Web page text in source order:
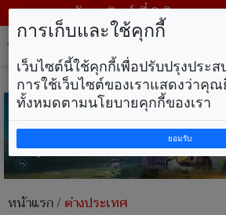
วันอาทิตย์ ที่ 9 สิงหาคม
หน้าแรก/ต่างประเทศ
การเก็บและใช้คุกกี้
เว็บไซต์นี้ใช้คุกกี้เพื่อปรับปรุงประ
การใช้เว็บไซต์ของเราแสดงว่าคุ
ทั้งหมดตามนโยบายคุกกี้ของเรา
ยอมรับ